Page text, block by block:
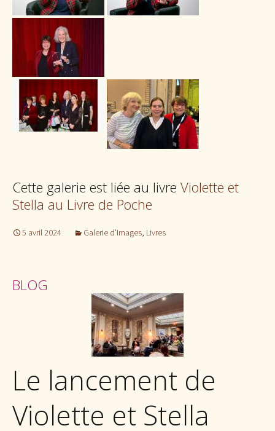
Cette galerie est liée au livre Violette et
Stella au Livre de Poche
5 avril 2024 Galerie d'Images, Livres
BLOG
Le lancement de
Violette et Stella